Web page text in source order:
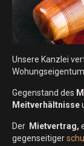
Unsere Kanzlei
Gegenstand des
Meitverhältnisse
Der Mietvertrag,
gegenseitiger